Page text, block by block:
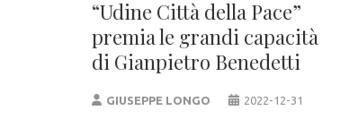
“Udine Città della Pace”
premia le grandi capacità
di Gianpietro Benedetti
GIUSEPPE LONGO 2022-12-31